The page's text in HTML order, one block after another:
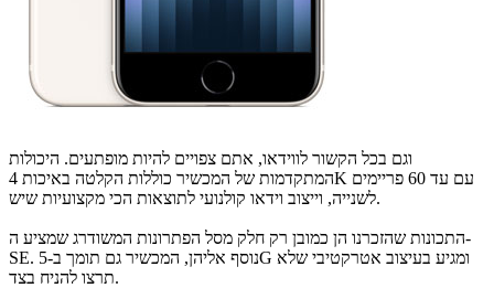
וגם בכל הקשור לווידאו, אתם צפויים להיות מופתעים. היכולות
המתקדמות של המכשיר כוללות הקלטה באיכות 4K עם עד 60 פריימים
לשנייה, וייצוב וידאו קולנועי לתוצאות הכי מקצועיות שיש.
התכונות שהזכרנו הן כמובן רק חלק מסל הפתרונות המשודרג שמציע ה-
SE. נוסף אליהן, המכשיר גם תומך ב-5G ומגיע בעיצוב אטרקטיבי שלא
תרצו להניח בצד.